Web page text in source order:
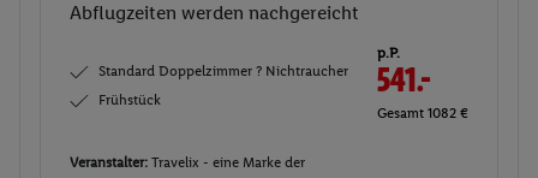
Abflugzeiten werden nachgereicht
Standard Doppelzimmer ? Nichtraucher
Frühstück
p.P.
541.-
Gesamt 1082 €
Veranstalter: Travelix - eine Marke der